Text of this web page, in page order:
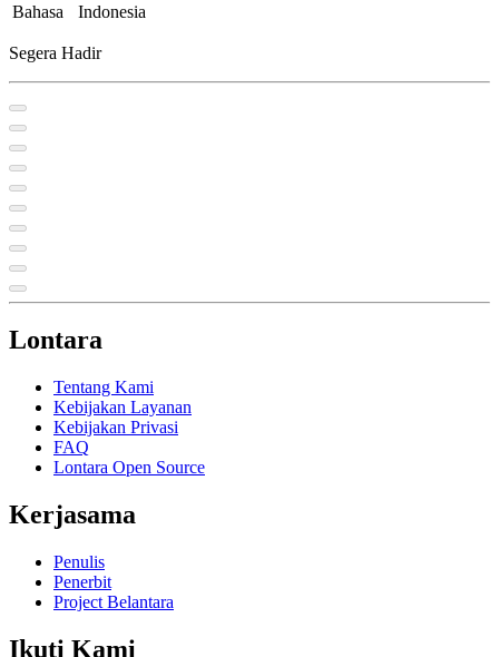
Bahasa
Indonesia
Segera Hadir
Lontara
Tentang Kami
Kebijakan Layanan
Kebijakan Privasi
FAQ
Lontara Open Source
Kerjasama
Penulis
Penerbit
Project Belantara
Ikuti Kami